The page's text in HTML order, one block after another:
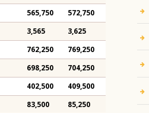
565,750 572,750
3,565 3,625
762,250 769,250
698,250 704,250
402,500 409,500
83,500 85,250